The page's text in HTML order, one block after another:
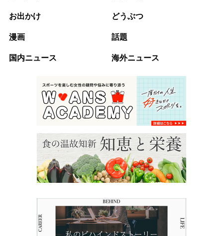
お出かけ どうぶつ
漫画 話題
国内ニュース 海外ニュース